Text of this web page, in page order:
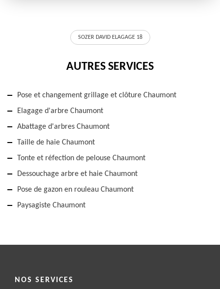
SOZER DAVID ELAGAGE 18
AUTRES SERVICES
Pose et changement grillage et clôture Chaumont
Elagage d'arbre Chaumont
Abattage d'arbres Chaumont
Taille de haie Chaumont
Tonte et réfection de pelouse Chaumont
Dessouchage arbre et haie Chaumont
Pose de gazon en rouleau Chaumont
Paysagiste Chaumont
NOS SERVICES